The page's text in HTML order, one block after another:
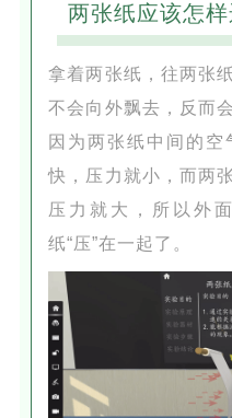
两张纸应该怎样
拿着两张纸，往两张
不会向外飘去，反而
因为两张纸中间的
快，压力就小，而两
压力就大，所以外
纸“压”在一起了。